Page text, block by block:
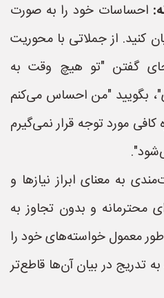
احساسات خود را به صورت
کنید. از جملاتی با محوریت
گفتن "تو هیچ وقت به
بگویید "من احساس می‌کنم
مورد توجه قرار نمی‌گیرم
به معنای ابراز نیازها و
محترمانه و بدون تجاوز به
معمول خواسته‌های خود را
تدریج در بیان آن‌ها قاطع‌تر